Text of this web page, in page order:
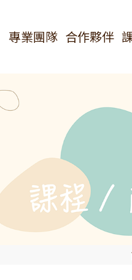
專業團隊 合作夥伴